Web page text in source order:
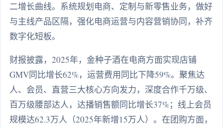
二增长曲线。系统规划电商、定制与新零售业务，做好
与主线产品区隔，强化电商运营与内容营销协同，补齐
数字化短板。
财报披露，2025年，金种子酒在电商方面实现店铺
GMV同比增长62%，运营费用同比下降59%。聚焦达
人、会员、直营三大核心方向发力，深度合作千万级、
百万级腰部达人，达播销售额同比增长37%；线上会员
规模达62.3万人（2025年新增15万人）。在团购方面，